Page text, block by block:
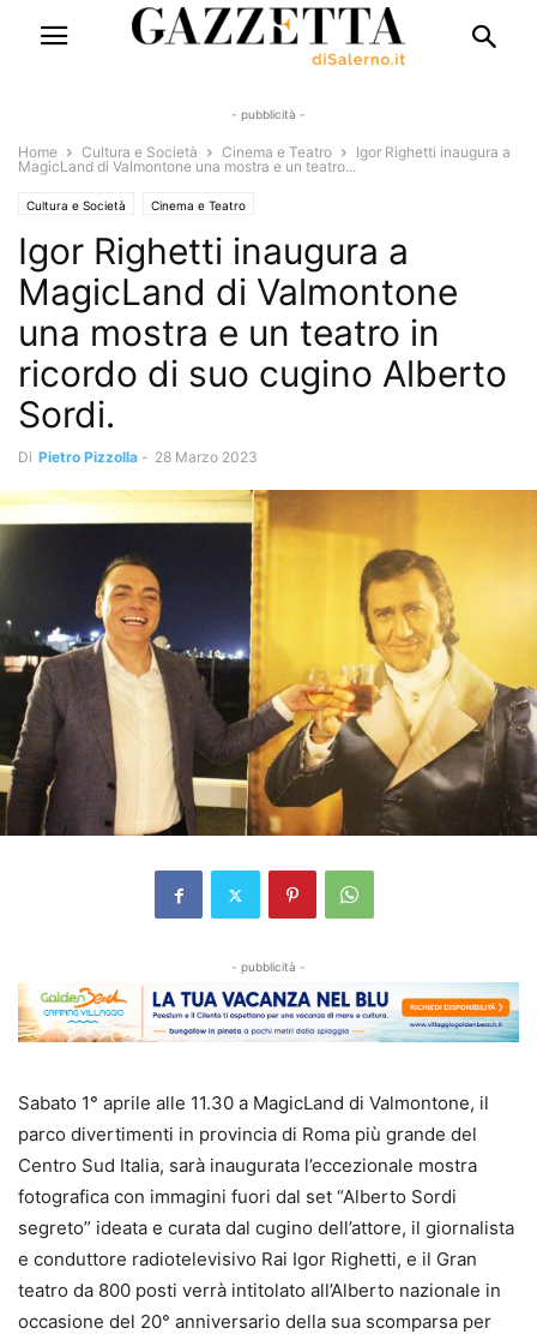
- pubblicità -
Home Cultura e Società Cinema e Teatro
Igor Righetti inaugura a
MagicLand di Valmontone una mostra e un teatro...
Cultura e Società Cinema e Teatro
Igor Righetti inaugura a
MagicLand di Valmontone
una mostra e un teatro in
ricordo di suo cugino Alberto
Sordi.
Di Pietro Pizzolla - 28 Marzo 2023
- pubblicità -
Sabato 1° aprile alle 11.30 a MagicLand di Valmontone, il
parco divertimenti in provincia di Roma più grande del
Centro Sud Italia, sarà inaugurata l’eccezionale mostra
fotografica con immagini fuori dal set “Alberto Sordi
segreto” ideata e curata dal cugino dell’attore, il giornalista
e conduttore radiotelevisivo Rai Igor Righetti, e il Gran
teatro da 800 posti verrà intitolato all’Alberto nazionale in
occasione del 20° anniversario della sua scomparsa per